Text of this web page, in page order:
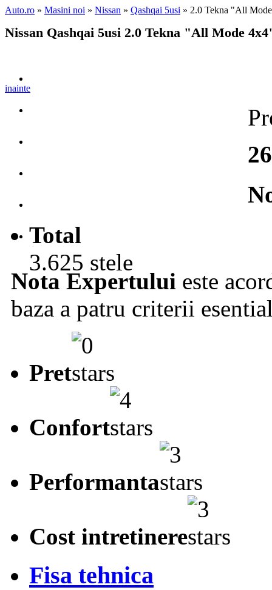
Auto.ro » Masini noi » Nissan » Qashqai 5usi » 2.0 Tekna "All
Nissan Qashqai 5usi 2.0 Tekna "All Mode
inainte
Total
3.625 stele
Nota Expertului este
baza a patru criterii
Pret
Confort
Performanta
Cost intretinere
Fisa tehnica